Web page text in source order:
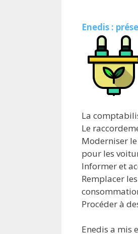
Enedis :
La
Le
Moderniser
pour les
Informer et
Remplacer
Procéder à
Enedis a mis